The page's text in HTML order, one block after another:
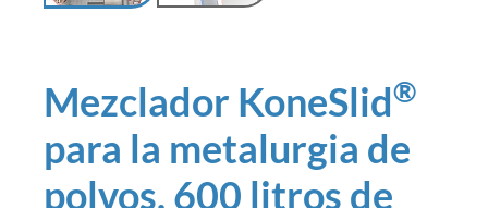
Mezclador KoneSlid®
para la metalurgia de
polvos. 600 litros de